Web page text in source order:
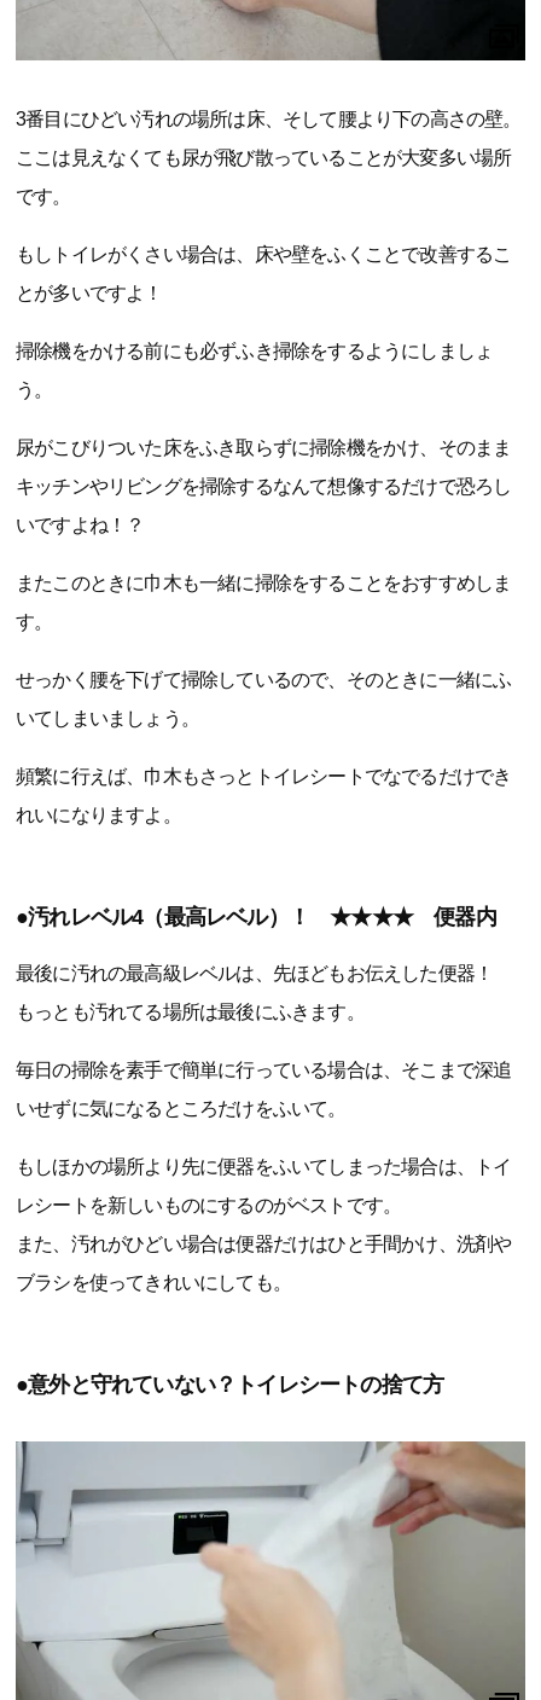
3番目にひどい汚れの場所は床、そして腰より下の高さの壁。
ここは見えなくても尿が飛び散っていることが大変多い場所
です。
もしトイレがくさい場合は、床や壁をふくことで改善するこ
とが多いですよ！
掃除機をかける前にも必ずふき掃除をするようにしましょ
う。
尿がこびりついた床をふき取らずに掃除機をかけ、そのまま
キッチンやリビングを掃除するなんて想像するだけで恐ろし
いですよね！？
またこのときに巾木も一緒に掃除をすることをおすすめしま
す。
せっかく腰を下げて掃除しているので、そのときに一緒にふ
いてしまいましょう。
頻繁に行えば、巾木もさっとトイレシートでなでるだけでき
れいになりますよ。
●汚れレベル4（最高レベル）！ ★★★★ 便器内
最後に汚れの最高級レベルは、先ほどもお伝えした便器！
もっとも汚れてる場所は最後にふきます。
毎日の掃除を素手で簡単に行っている場合は、そこまで深追
いせずに気になるところだけをふいて。
もしほかの場所より先に便器をふいてしまった場合は、トイ
レシートを新しいものにするのがベストです。
また、汚れがひどい場合は便器だけはひと手間かけ、洗剤や
ブラシを使ってきれいにしても。
●意外と守れていない？トイレシートの捨て方